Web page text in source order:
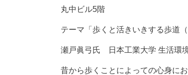
丸中ビル5階
テーマ「歩くと活きいきする歩道（
瀬戸眞弓氏 日本工業大学 生活環
昔から歩くことによっての心身に